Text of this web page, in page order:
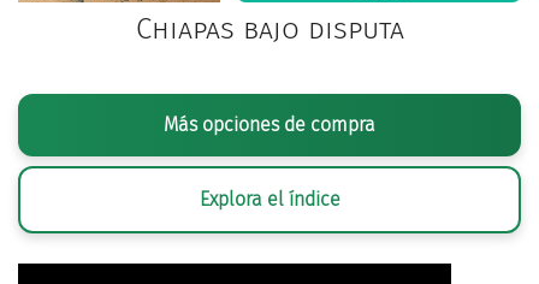
Chiapas bajo disputa
Más opciones de compra
Explora el índice